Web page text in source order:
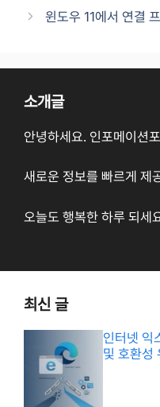
윈도우 11에서 연결
소개글
안녕하세요. 인포메이션
새로운 정보를 빠르게 제
오늘도 행복한 하루 되세
최신 글
인터넷 익
및 호환성